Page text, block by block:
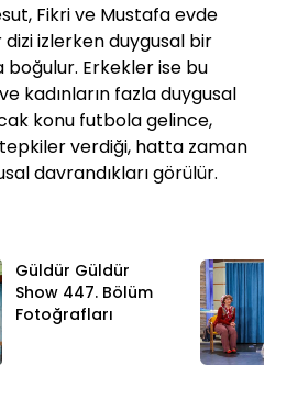
Fikri ve Mustafa evde
dizi izlerken duygusal bir
boğulur. Erkekler ise bu
kadınların fazla duygusal
konu futbola gelince,
verdiği, hatta zaman
davrandıkları görülür.
Güldür Güldür
Show 447. Bölüm
Fotoğrafları